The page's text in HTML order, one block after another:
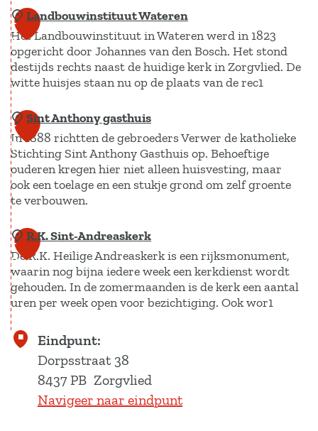
k
Z
o
r
g
v
l
i
e
d
n
C
a
s
t
r
a
V
e
t
e
r
a
1
6
Landbouwinstituut Wateren
Het Landbouwinstituut in Wateren werd in 1823
opgericht door Johannes van den Bosch. Het stond
destijds rechts naast de huidige kerk in Zorgvlied. De
witte huisjes staan nu op de plaats van de rec1
L
a
n
d
b
o
u
w
i
n
s
t
1
7
Sint Anthony gasthuis
In 1888 richtten de gebroeders Verwer de katholieke
Stichting Sint Anthony Gasthuis op. Behoeftige
ouderen kregen hier niet alleen huisvesting, maar
ook een toelage en een stukje grond om zelf groente
te verbouwen.
S
i
n
t
A
n
1
8
R.K. Sint-Andreaskerk
De R.K. Heilige Andreaskerk is een rijksmonument,
waarin nog bijna iedere week een kerkdienst wordt
gehouden. In de zomermaanden is de kerk een aantal
uren per week open voor bezichtiging. Ook wor1
R
Eindpunt:
Dorpsstraat 38
8437 PB Zorgvlied
Navigeer naar eindpunt